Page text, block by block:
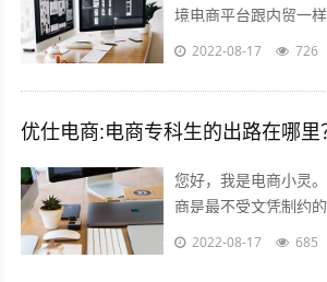
境电商平台跟内贸一
别。如果您是个人卖
2022-08-17 726
优仕电商:电商专科生的出路在哪里
您好，我是电商小灵
商是最不受文凭制约
商行业的优秀从业人
2022-08-17 685